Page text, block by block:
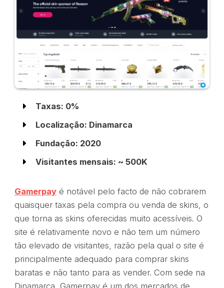
Taxas: 0%
Localização: Dinamarca
Fundação: 2020
Visitantes mensais: ~ 500K
Gamerpayé notável pelo facto de não cobrarem
quaisquer taxas pela compra ou venda de skins, o
que torna as skins oferecidas muito acessíveis. O
site é relativamente novo e não tem um número
tão elevado de visitantes, razão pela qual o site é
principalmente adequado para comprar skins
baratas e não tanto para as vender. Com sede na
Dinamarca, Gamerpay é um dos mercados de